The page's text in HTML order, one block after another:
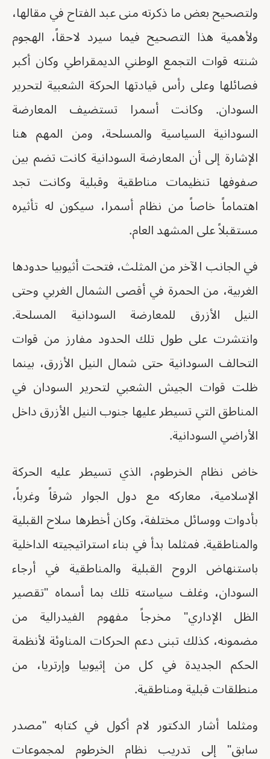
ولتصحيح بعض ما ذكرته منى عبد الفتاح في مقالها،
ولأهمية هذا التصحيح فيما سيرد لاحقاً، الهجوم
شنته قوات التجمع الوطني الديمقراطي وكان أكبر
فصائلها وعلى رأس قيادتها الحركة الشعبية لتحرير
السودان. وكانت أسمرا تستضيف المعارضة
السودانية السياسية والمسلحة، ومن المهم هنا
الإشارة إلى أن المعارضة السودانية كانت تضم بين
صفوفها تنظيمات مناطقية وقبلية وكانت تجد
اهتماماً خاصاً من نظام أسمرا، سيكون له تأثيره
مستقبلاً على المشهد العام.
في الجانب الآخر من المثلث، فتحت أثيوبيا حدودها
الغربية، من الحمرة في أقصى الشمال الغربي وحتى
النيل الأزرق للمعارضة السودانية المسلحة.
وانتشرت على طول تلك الحدود مفارز من قوات
التحالف السودانية حتى شمال النيل الأزرق، بينما
ظلت قوات الجيش الشعبي لتحرير السودان في
المناطق التي تسيطر عليها جنوب النيل الأزرق داخل
الأراضي السودانية.
خاض نظام الخرطوم، الذي تسيطر عليه الحركة
الإسلامية، معاركه مع دول الجوار شرقاً وغرباً،
بأدوات ووسائل مختلفة، وكان أخطرها سلاح القبلية
والمناطقية. فمثلما بدأ في بناء استراتيجيته الداخلية
باستنهاض الروح القبلية والمناطقية في أرجاء
السودان، وغلف سياسته تلك بما أسماه "تقصير
الظل الإداري" مخرجاً مفهوم الفيدرالية من
مضمونه، كذلك تبنى دعم الحركات المناوئة لأنظمة
الحكم الجديدة في كل من إثيوبيا وإرتريا، من
منطلقات قبلية ومناطقية.
ومثلما أشار الدكتور لام أكول في كتابه "مصدر
سابق" إلى تدريب نظام الخرطوم لمجموعات